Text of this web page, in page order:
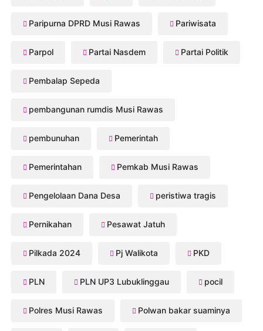
Paripurna DPRD Musi Rawas Pariwisata
Parpol Partai Nasdem Partai Politik
Pembalap Sepeda
pembangunan rumdis Musi Rawas
pembunuhan Pemerintah
Pemerintahan Pemkab Musi Rawas
Pengelolaan Dana Desa peristiwa tragis
Pernikahan Pesawat Jatuh
Pilkada 2024 Pj Walikota PKD
PLN PLN UP3 Lubuklinggau pocil
Polres Musi Rawas Polwan bakar suaminya